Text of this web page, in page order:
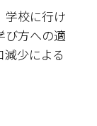
学校に行け
び方への適
少による